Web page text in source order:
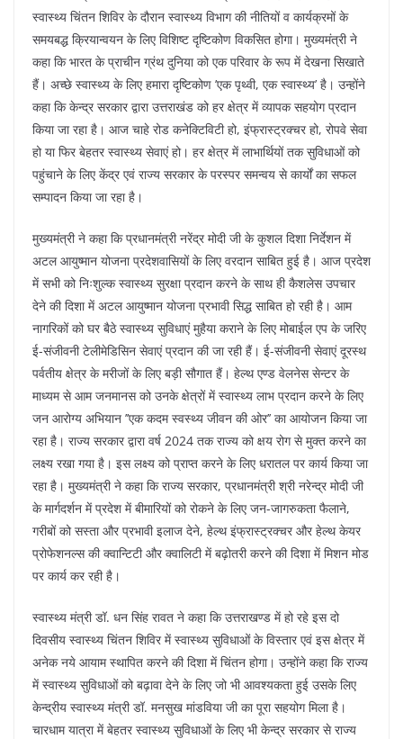
स्वास्थ्य चिंतन शिविर के दौरान स्वास्थ्य विभाग की नीतियों व कार्यक्रमों के
समयबद्ध क्रियान्वयन के लिए विशिष्ट दृष्टिकोण विकसित होगा। मुख्यमंत्री ने
कहा कि भारत के प्राचीन ग्रंथ दुनिया को एक परिवार के रूप में देखना सिखाते
हैं। अच्छे स्वास्थ्य के लिए हमारा दृष्टिकोण ’एक पृथ्वी, एक स्वास्थ्य’ है। उन्होंने
कहा कि केन्द्र सरकार द्वारा उत्तराखंड को हर क्षेत्र में व्यापक सहयोग प्रदान
किया जा रहा है। आज चाहे रोड कनेक्टिविटी हो, इंफ्रास्ट्रक्चर हो, रोपवे सेवा
हो या फिर बेहतर स्वास्थ्य सेवाएं हो। हर क्षेत्र में लाभार्थियों तक सुविधाओं को
पहुंचाने के लिए केंद्र एवं राज्य सरकार के परस्पर समन्वय से कार्यों का सफल
सम्पादन किया जा रहा है।
मुख्यमंत्री ने कहा कि प्रधानमंत्री नरेंद्र मोदी जी के कुशल दिशा निर्देशन में
अटल आयुष्मान योजना प्रदेशवासियों के लिए वरदान साबित हुई है। आज प्रदेश
में सभी को निःशुल्क स्वास्थ्य सुरक्षा प्रदान करने के साथ ही कैशलेस उपचार
देने की दिशा में अटल आयुष्मान योजना प्रभावी सिद्ध साबित हो रही है। आम
नागरिकों को घर बैठे स्वास्थ्य सुविधाएं मुहैया कराने के लिए मोबाईल एप के जरिए
ई-संजीवनी टेलीमेडिसिन सेवाएं प्रदान की जा रही हैं। ई-संजीवनी सेवाएं दूरस्थ
पर्वतीय क्षेत्र के मरीजों के लिए बड़ी सौगात हैं। हेल्थ एण्ड वेलनेस सेन्टर के
माध्यम से आम जनमानस को उनके क्षेत्रों में स्वास्थ्य लाभ प्रदान करने के लिए
जन आरोग्य अभियान ’’एक कदम स्वस्थ्य जीवन की ओर’’ का आयोजन किया जा
रहा है। राज्य सरकार द्वारा वर्ष 2024 तक राज्य को क्षय रोग से मुक्त करने का
लक्ष्य रखा गया है। इस लक्ष्य को प्राप्त करने के लिए धरातल पर कार्य किया जा
रहा है। मुख्यमंत्री ने कहा कि राज्य सरकार, प्रधानमंत्री श्री नरेन्द्र मोदी जी
के मार्गदर्शन में प्रदेश में बीमारियों को रोकने के लिए जन-जागरुकता फैलाने,
गरीबों को सस्ता और प्रभावी इलाज देने, हेल्थ इंफ्रास्ट्रक्चर और हेल्थ केयर
प्रोफेशनल्स की क्वान्टिटी और क्वालिटी में बढ़ोतरी करने की दिशा में मिशन मोड
पर कार्य कर रही है।
स्वास्थ्य मंत्री डॉ. धन सिंह रावत ने कहा कि उत्तराखण्ड में हो रहे इस दो
दिवसीय स्वास्थ्य चिंतन शिविर में स्वास्थ्य सुविधाओं के विस्तार एवं इस क्षेत्र में
अनेक नये आयाम स्थापित करने की दिशा में चिंतन होगा। उन्होंने कहा कि राज्य
में स्वास्थ्य सुविधाओं को बढ़ावा देने के लिए जो भी आवश्यकता हुई उसके लिए
केन्द्रीय स्वास्थ्य मंत्री डॉ. मनसुख मांडविया जी का पूरा सहयोग मिला है।
चारधाम यात्रा में बेहतर स्वास्थ्य सुविधाओं के लिए भी केन्द्र सरकार से राज्य